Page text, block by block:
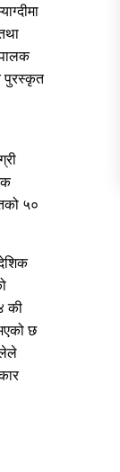
पुरस्कृत
५०
की
छ